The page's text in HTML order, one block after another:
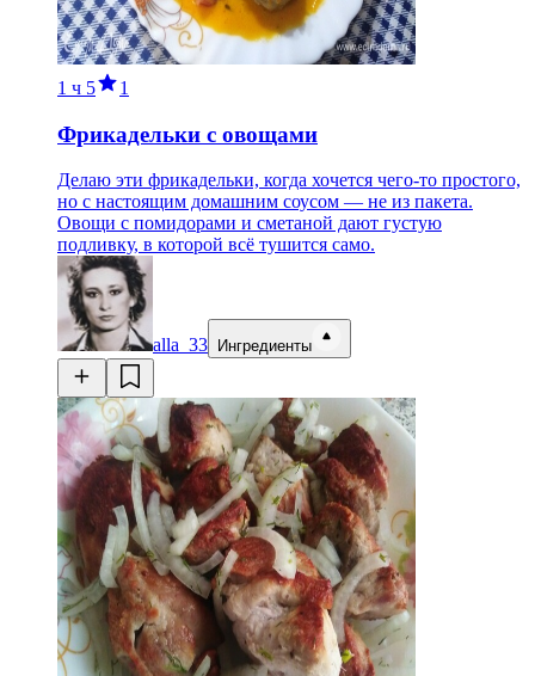
1 ч 5 1
Фрикадельки с овощами
Делаю эти фрикадельки, когда хочется чего-то простого,
но с настоящим домашним соусом — не из пакета.
Овощи с помидорами и сметаной дают густую
подливку, в которой всё тушится само.
alla_33 Ингредиенты